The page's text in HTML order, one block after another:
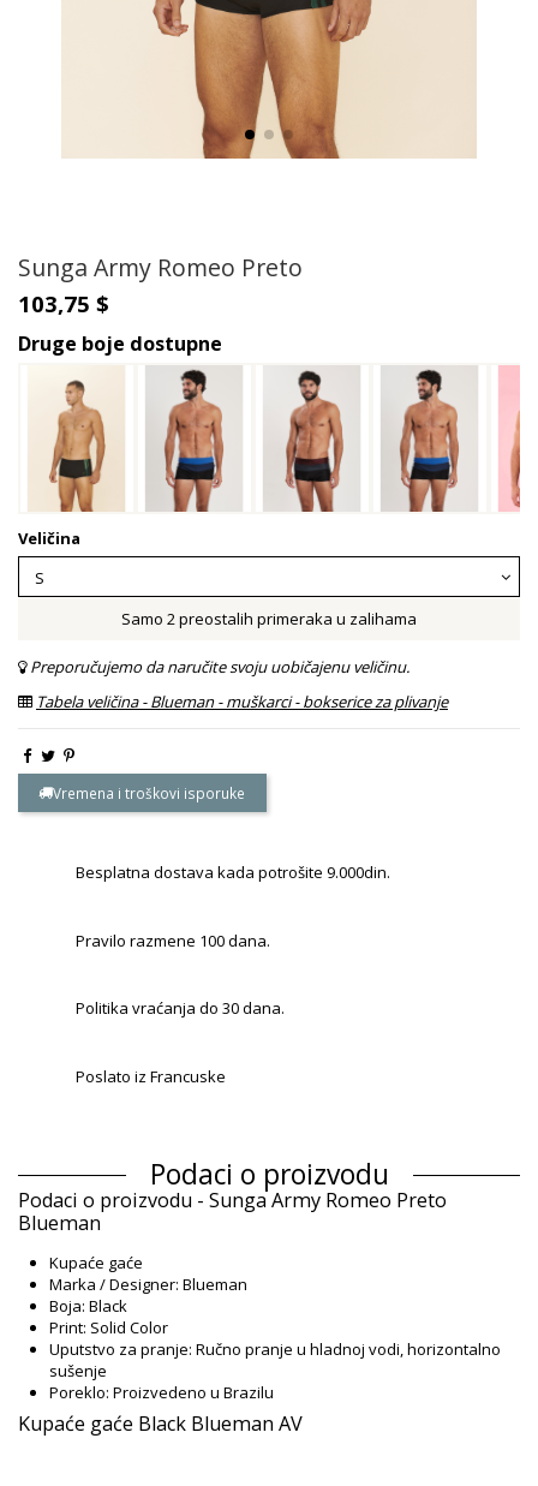
Sunga Army Romeo Preto
103,75 $
Druge boje dostupne
Veličina
Samo 2 preostalih primeraka u zalihama
Preporučujemo da naručite svoju uobičajenu veličinu.
Tabela veličina - Blueman - muškarci - bokserice za plivanje
Vremena i troškovi isporuke
Besplatna dostava kada potrošite 9.000din.
Pravilo razmene 100 dana.
Politika vraćanja do 30 dana.
Poslato iz Francuske
Podaci o proizvodu
Podaci o proizvodu - Sunga Army Romeo Preto
Blueman
Kupaće gaće
Marka / Designer: Blueman
Boja: Black
Print: Solid Color
Uputstvo za pranje: Ručno pranje u hladnoj vodi, horizontalno
sušenje
Poreklo: Proizvedeno u Brazilu
Kupaće gaće Black Blueman AV